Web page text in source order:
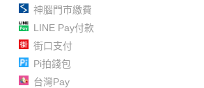
神腦門市繳費
LINE Pay付款
街口支付
Pi拍錢包
台灣Pay